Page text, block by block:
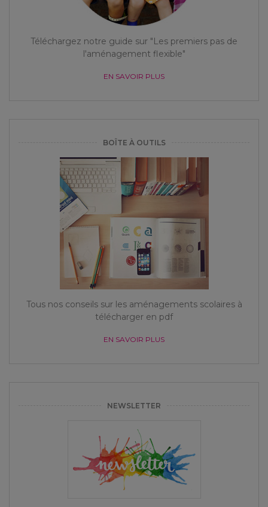
Téléchargez notre guide sur "Les premiers pas de
l'aménagement flexible"
EN SAVOIR PLUS
BOÎTE À OUTILS
Tous nos conseils sur les aménagements scolaires à
télécharger en pdf
EN SAVOIR PLUS
NEWSLETTER